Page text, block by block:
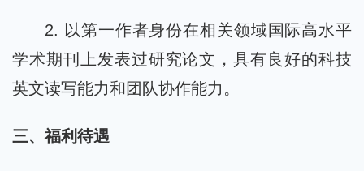
2. 以第一作者身份在相关领域国际高水平
学术期刊上发表过研究论文，具有良好的科技
英文读写能力和团队协作能力。
三、福利待遇